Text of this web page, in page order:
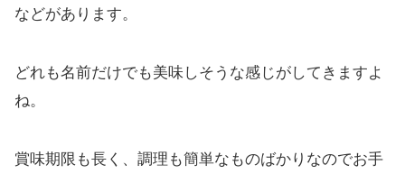
などがあります。
どれも名前だけでも美味しそうな感じがしてきますよ
ね。
賞味期限も長く、調理も簡単なものばかりなのでお手